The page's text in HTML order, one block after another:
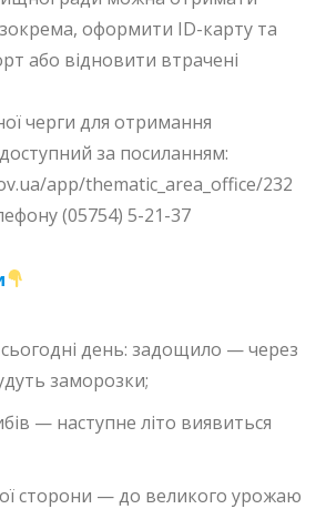
зокрема, оформити ID-карту та
або відновити втрачені
черги для отримання
за посиланням:
app/thematic_area_office/232
(05754) 5-21-37
день: задощило — через
заморозки;
— наступне літо виявиться
сторони — до великого урожаю